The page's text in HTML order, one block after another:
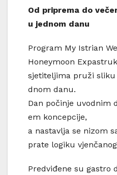
Od priprema do
u jednom danu
Program My Istrian
Honeymoon
sjetiteljima pruži sliku
dnom danu.
Dan počinje uvodnim
em koncepcije,
a nastavlja se nizom
prate logiku
Predviđene su gastro